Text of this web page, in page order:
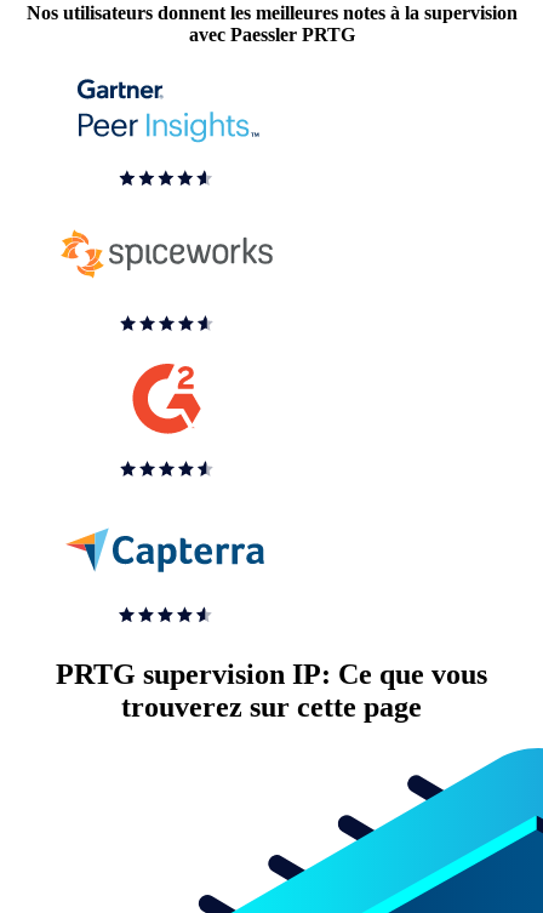
Nos utilisateurs donnent les meilleures notes à la supervision
avec Paessler PRTG
PRTG supervision IP: Ce que vous
trouverez sur cette page